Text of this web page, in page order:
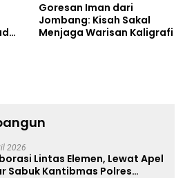
Goresan Iman dari
Jombang: Kisah Sakal
Menjaga Warisan Kaligrafi
2026
Lintas Elemen, Lewat Apel
Sabuk Kantibmas Polres